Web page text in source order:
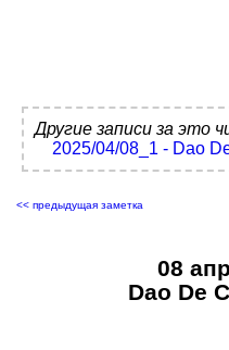
Другие записи за это
2025/04/08_1 - Dao
<< предыдущая заметка
08
Dao De